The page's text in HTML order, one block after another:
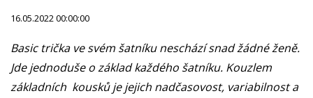
16.05.2022 00:00:00
Basic trička ve svém šatníku neschází snad žádné ženě.
Jde jednoduše o základ každého šatníku. Kouzlem
základních kousků je jejich nadčasovost, variabilnost a